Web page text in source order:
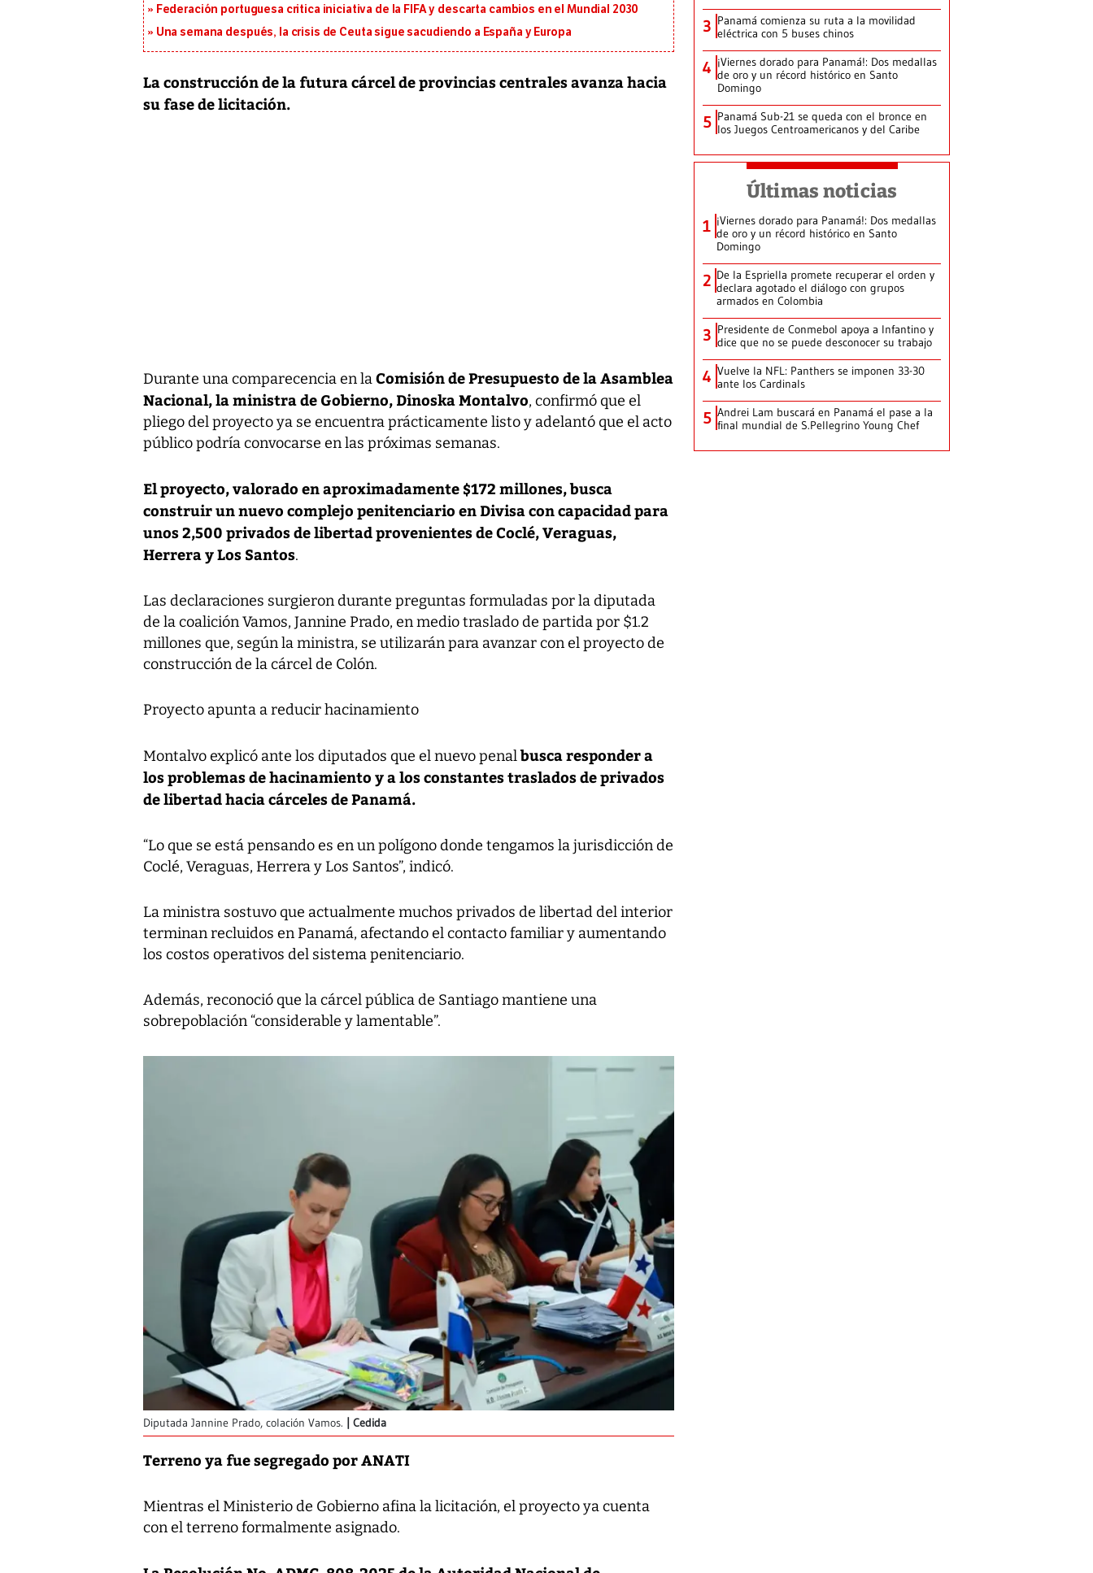
Federación portuguesa critica iniciativa de la FIFA y descarta cambios en el Mundial 2030
Una semana después, la crisis de Ceuta sigue sacudiendo a España y Europa
La construcción de la futura cárcel de provincias centrales avanza hacia
su fase de licitación.
Durante una comparecencia en laComisión de Presupuesto de la Asamblea
Nacional, la ministra de Gobierno, Dinoska Montalvo, confirmó que el
pliego del proyecto ya se encuentra prácticamente listo y adelantó que el acto
público podría convocarse en las próximas semanas.
El proyecto, valorado en aproximadamente $172 millones, busca
construir un nuevo complejo penitenciario en Divisa con capacidad para
unos 2,500 privados de libertad provenientes de Coclé, Veraguas,
Herrera y Los Santos.
Las declaraciones surgieron durante preguntas formuladas por la diputada
de la coalición Vamos, Jannine Prado, en medio traslado de partida por $1.2
millones que, según la ministra, se utilizarán para avanzar con el proyecto de
construcción de la cárcel de Colón.
Proyecto apunta a reducir hacinamiento
Montalvo explicó ante los diputados que el nuevo penalbusca responder a
los problemas de hacinamiento y a los constantes traslados de privados
de libertad hacia cárceles de Panamá.
“Lo que se está pensando es en un polígono donde tengamos la jurisdicción de
Coclé, Veraguas, Herrera y Los Santos”, indicó.
La ministra sostuvo que actualmente muchos privados de libertad del interior
terminan recluidos en Panamá, afectando el contacto familiar y aumentando
los costos operativos del sistema penitenciario.
Además, reconoció que la cárcel pública de Santiago mantiene una
sobrepoblación “considerable y lamentable”.
Diputada Jannine Prado, colación Vamos. Cedida
Terreno ya fue segregado por ANATI
Mientras el Ministerio de Gobierno afina la licitación, el proyecto ya cuenta
con el terreno formalmente asignado.
3 Panamá comienza su ruta a la movilidad
eléctrica con 5 buses chinos
4 ¡Viernes dorado para Panamá!: Dos medallas
de oro y un récord histórico en Santo
Domingo
5 Panamá Sub-21 se queda con el bronce en
los Juegos Centroamericanos y del Caribe
Últimas noticias
1 ¡Viernes dorado para Panamá!: Dos medallas
de oro y un récord histórico en Santo
Domingo
2 De la Espriella promete recuperar el orden y
declara agotado el diálogo con grupos
armados en Colombia
3 Presidente de Conmebol apoya a Infantino y
dice que no se puede desconocer su trabajo
4 Vuelve la NFL: Panthers se imponen 33-30
ante los Cardinals
5 Andrei Lam buscará en Panamá el pase a la
final mundial de S.Pellegrino Young Chef